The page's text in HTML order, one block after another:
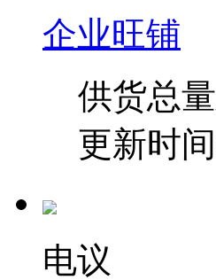
企业旺铺
供货总量
更新时间
电议